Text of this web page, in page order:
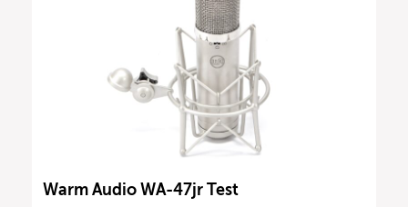
Warm Audio WA-47jr Test